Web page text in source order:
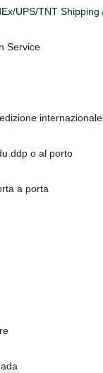
UPS/TNT Shipping
Service
internazionale
ddp o al porto
a porta